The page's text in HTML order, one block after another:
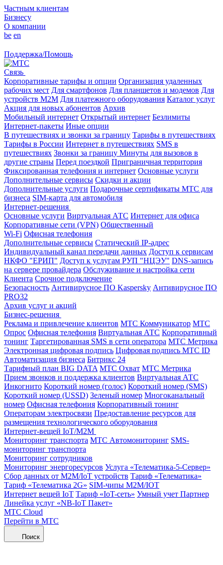
Частным клиентам
Бизнесу
О компании
be en
Поддержка/Помощь
Связь
Корпоративные тарифы и опции Организация удаленных
рабочих мест Для смартфонов Для планшетов и модемов Для
устройств M2M Для платежного оборудования Каталог услуг
Акция для новых абонентов Архив
Мобильный интернет Открытый интернет Безлимиты
Интернет-пакеты Иные опции
В путешествиях и звонки за границу Тарифы в путешествиях
Тарифы в России Интернет в путешествиях SMS в
путешествиях Звонки за границу Минуты для вызовов в
другие страны Перед поездкой Приграничная территория
Фиксированная телефония и интернет Основные услуги
Дополнительные сервисы Скидки и акции
Дополнительные услуги Подарочные сертификаты МТС для
бизнеса SIM-карта для автомобиля
Интернет-решения
Основные услуги Виртуальная АТС Интернет для офиса
Корпоративные сети (VPN) Общественный
Wi-Fi Офисная телефония
Дополнительные сервисы Статический IP-адрес
Индивидуальный канал передачи данных Доступ к сервисам
НКФО "ЕРИП" Доступ к услугам РУП "НЦЭУ" DNS-запись
на сервере провайдера Обслуживание и настройка сети
Клиента Срочное подключение
Безопасность Антивирусное ПО Kaspersky Антивирусное ПО
PRO32
Архив услуг и акций
Бизнес-решения
Реклама и привлечение клиентов МТС Коммуникатор МТС
Опрос Офисная телефония Виртуальная АТС Корпоративный
тонинг Таргетированная SMS в сети оператора МТС Метрика
Электронная цифровая подпись Цифровая подпись МТС ID
Автоматизация бизнеса Битрикс 24
Тарифный план BIG DATA МТС Охват МТС Метрика
Прием звонков и поддержка клиентов Виртуальная АТС
Инкогнито Короткий номер (голос) Короткий номер (SMS)
Короткий номер (USSD) Зеленый номер Многоканальный
номер Офисная телефония Корпоративный тонинг
Операторам электросвязи Предоставление ресурсов для
размещения технологического оборудования
Интернет-вещей IoT/M2M
Мониторинг транспорта МТС Автомониторинг SMS-
мониторинг транспорта
Мониторинг сотрудников
Мониторинг энергоресурсов Услуга «Телематика-5-Сервер»
Сбор данных от М2М/IoT устройств Тариф «Телематика»
Тариф «Телематика 2G» SIM-чипы М2М/IOT
Интернет вещей IoT Тариф «IoT-сеть» Умный учет Партнер
Линейка услуг «NB-IoT Пакет»
МТС Cloud
Перейти в МТС
Поиск